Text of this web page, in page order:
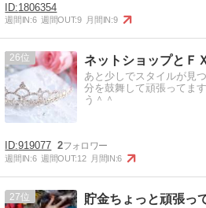
1806354
週間IN:6 週間OUT:9 月間IN:9
26 ネットショップとＦ
あと少しでスタイルが見
分を鼓舞して頑張ってま
う＾＾
919077 2
週間IN:6 週間OUT:12 月間IN:6
27 貯金ちょっと頑張っ